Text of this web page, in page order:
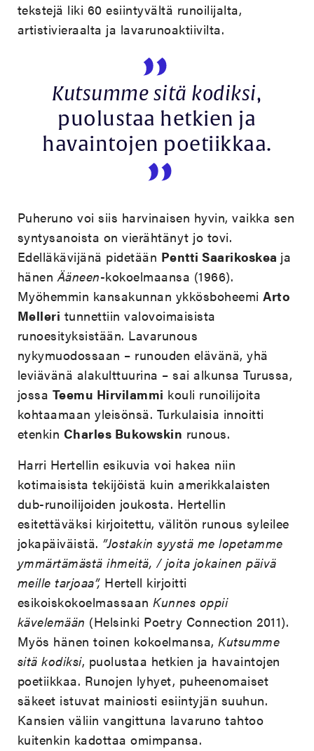
tekstejä liki 60 esiintyvältä runoilijalta,
artistivieraalta ja lavarunoaktiivilta.
Kutsumme sitä kodiksi,
puolustaa hetkien ja
havaintojen poetiikkaa.
Puheruno voi siis harvinaisen hyvin, vaikka sen
syntysanoista on vierähtänyt jo tovi.
Edelläkävijänä pidetään Pentti Saarikoskea ja
hänenÄäneen-kokoelmaansa (1966).
Myöhemmin kansakunnan ykkösboheemiArto
Melleri tunnettiin valovoimaisista
runoesityksistään. Lavarunous
nykymuodossaan – runouden elävänä, yhä
leviävänä alakulttuurina – sai alkunsa Turussa,
jossa Teemu Hirvilammi kouli runoilijoita
kohtaamaan yleisönsä. Turkulaisia innoitti
etenkin Charles Bukowskin runous.
Harri Hertellin esikuvia voi hakea niin
kotimaisista tekijöistä kuin amerikkalaisten
dub-runoilijoiden joukosta. Hertellin
esitettäväksi kirjoitettu, välitön runous syleilee
jokapäiväistä. ”Jostakin syystä me lopetamme
ymmärtämästä ihmeitä, / joita jokainen päivä
meille tarjoaa”, Hertell kirjoitti
esikoiskokoelmassaanKunnes oppii
kävelemään (Helsinki Poetry Connection 2011).
Myös hänen toinen kokoelmansa,Kutsumme
sitä kodiksi, puolustaa hetkien ja havaintojen
poetiikkaa. Runojen lyhyet, puheenomaiset
säkeet istuvat mainiosti esiintyjän suuhun.
Kansien väliin vangittuna lavaruno tahtoo
kuitenkin kadottaa omimpansa.